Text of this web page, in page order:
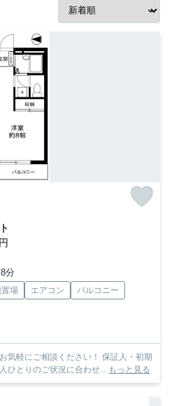
分
場 エアコン
バルコニー
相談ください！ 保証人・初期
ひとりのご状況に合わせ... もっと見る